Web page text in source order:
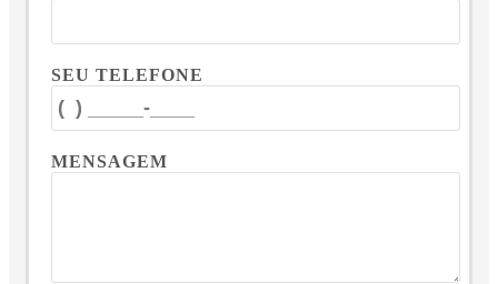
SEU TELEFONE
MENSAGEM